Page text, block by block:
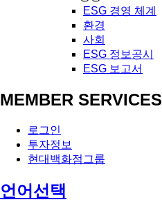
ESG 경영 체계
환경
사회
ESG 정보공시
ESG 보고서
MEMBER SERVICES
로그인
투자정보
현대백화점그룹
언어선택